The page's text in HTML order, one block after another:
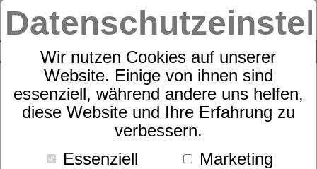
Wir nutzen Cookies auf unserer
Website. Einige von ihnen sind
essenziell, während andere uns helfen,
diese Website und Ihre Erfahrung zu
verbessern.
Essenziell
Marketing
SUCHE
0
Cool Leinen Hygieneauflage